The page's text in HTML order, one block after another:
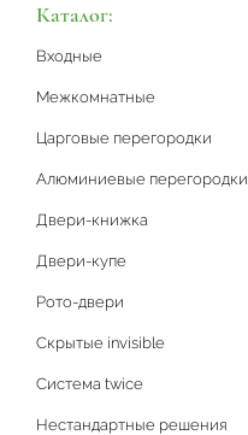
Каталог:
Входные
Межкомнатные
Царговые перегородки
Алюминиевые перегородки
Двери-книжка
Двери-купе
Рото-двери
Скрытые invisible
Система twice
Нестандартные решения